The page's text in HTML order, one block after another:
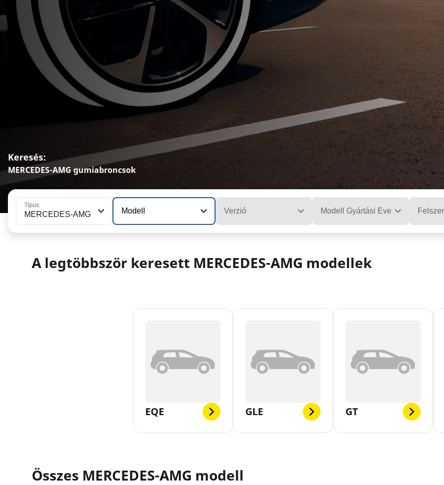
Keresés:
MERCEDES-AMG gumiabroncsok
Típus
MERCEDES-AMG Modell Verzió Modell Gyártási Éve
A legtöbbször keresett MERCEDES-AMG modellek
EQE GLE GT
Összes MERCEDES-AMG modell